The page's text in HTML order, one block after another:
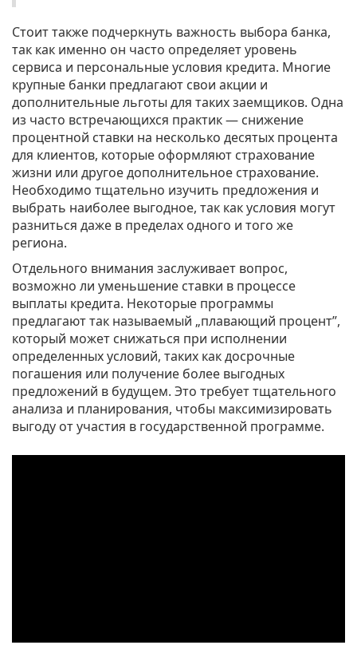
Стоит также подчеркнуть важность выбора банка,
так как именно он часто определяет уровень
сервиса и персональные условия кредита. Многие
крупные банки предлагают свои акции и
дополнительные льготы для таких заемщиков. Одна
из часто встречающихся практик — снижение
процентной ставки на несколько десятых процента
для клиентов, которые оформляют страхование
жизни или другое дополнительное страхование.
Необходимо тщательно изучить предложения и
выбрать наиболее выгодное, так как условия могут
разниться даже в пределах одного и того же
региона.
Отдельного внимания заслуживает вопрос,
возможно ли уменьшение ставки в процессе
выплаты кредита. Некоторые программы
предлагают так называемый „плавающий процент”,
который может снижаться при исполнении
определенных условий, таких как досрочные
погашения или получение более выгодных
предложений в будущем. Это требует тщательного
анализа и планирования, чтобы максимизировать
выгоду от участия в государственной программе.